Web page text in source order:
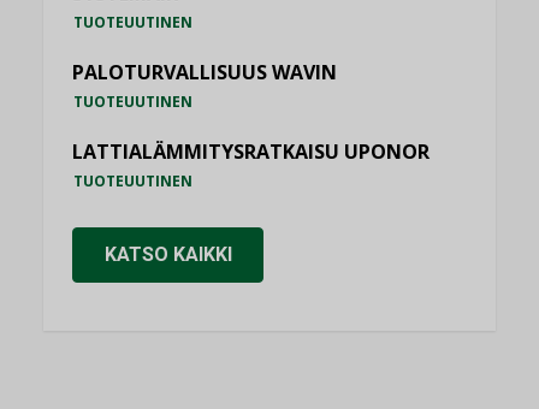
TUOTEUUTINEN
PALOTURVALLISUUS WAVIN
TUOTEUUTINEN
LATTIALÄMMITYSRATKAISU UPONOR
TUOTEUUTINEN
KATSO KAIKKI